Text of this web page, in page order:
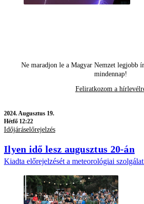
Ne maradjon le a Magyar Nemzet legjobb
mindennap!
Feliratkozom a
2024.Augusztus 19.
Hétfő 12:22
Időjáráselőrejelzés
Ilyen idő lesz augusztus 20-án
Kiadta előrejelzését a meteorológiai